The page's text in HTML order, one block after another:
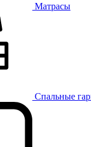
Матрасы
Спальные